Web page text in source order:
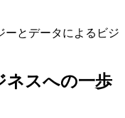
ーとデータによるビジ
ネスへの一歩